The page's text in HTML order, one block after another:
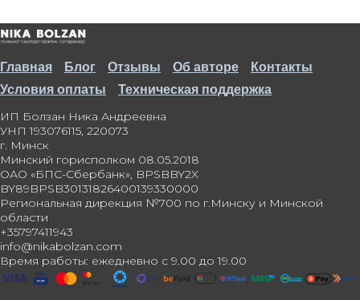
Главная Блог Отзывы Об авторе
Контакты
Условия оплаты
Техническая поддержка
ИП Болзан Ника Андреевна
УНП 193076115, 220073
г. Минск
Минский горисполком 08.05.2018
ОАО «БПС-Сбербанк», BPSBBY2X
BY89BPSB30131826400139330000
Региональная дирекция №700 по г.Минску и Минской
области
+35797411943
info@nikabolzan.com
Время работы: ежедневно с 9.00 до 19.00